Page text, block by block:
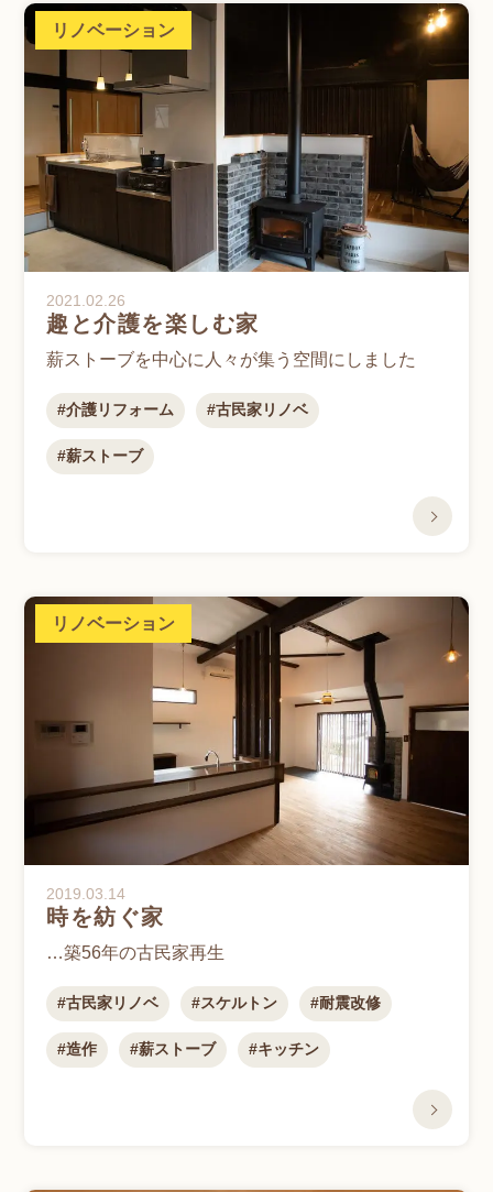
リノベーション
2021.02.26
趣と介護を楽しむ家
薪ストーブを中心に人々が集う空間にしました
介護リフォーム 古民家リノベ
薪ストーブ
リノベーション
2019.03.14
時を紡ぐ家
…築56年の古民家再生
古民家リノベ スケルトン 耐震改修
造作 薪ストーブ キッチン